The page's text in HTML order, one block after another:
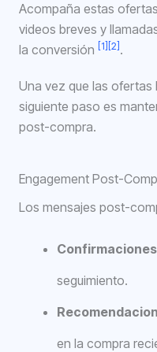
Acompaña estas
videos breves y
la conversión
[1] [2] .
Una vez que las
siguiente paso es
post-compra.
Engagement Post-
Los mensajes post-
seguimiento.
en la compra